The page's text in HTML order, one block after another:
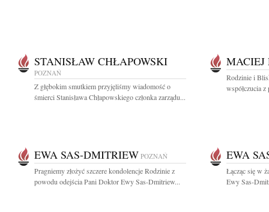
STANISŁAW CHŁAPOWSKI
POZNAŃ
Z głębokim smutkiem przyjęliśmy wiadomość o
śmierci Stanisława Chłapowskiego członka zarządu...
MACIEJ
Rodzinie i
współczucia
EWA SAS-DMITRIEW POZNAŃ
Pragniemy złożyć szczere kondolencje Rodzinie z
powodu odejścia Pani Doktor Ewy Sas-Dmitriew...
EWA
Łącząc się w
Ewy Sas-